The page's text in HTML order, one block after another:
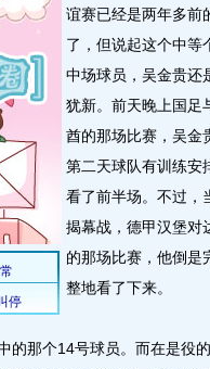
谊赛已经是两年多前
了，但说起这个中等
中场球员，吴金贵还
犹新。前天晚上国足
酋的那场比赛，吴金
第二天球队有训练安
看了前半场。不过，
揭幕战，德甲汉堡对
的那场比赛，他倒是
整地看了下来。
那个14号球员。而在是役